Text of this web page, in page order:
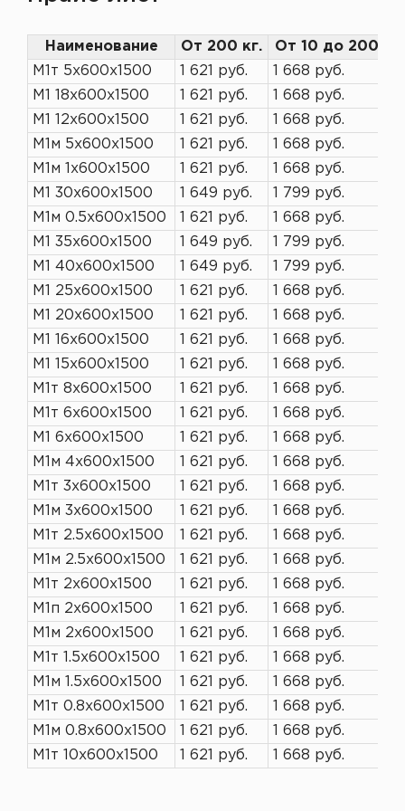
Наименование От 200 кг.
От 10 до 200 кг
М1т 5х600х1500
1 621 руб.
1 668 руб.
М1 18х600х1500
1 621 руб.
1 668 руб.
М1 12х600х1500
1 621 руб.
1 668 руб.
М1м 5х600х1500
1 621 руб.
1 668 руб.
М1м 1х600х1500
1 621 руб.
1 668 руб.
М1 30х600х1500
1 649 руб.
1 799 руб.
М1м 0.5х600х1500
1 621 руб.
1 668 руб.
М1 35х600х1500
1 649 руб.
1 799 руб.
М1 40х600х1500
1 649 руб.
1 799 руб.
М1 25х600х1500
1 621 руб.
1 668 руб.
М1 20х600х1500
1 621 руб.
1 668 руб.
М1 16х600х1500
1 621 руб.
1 668 руб.
М1 15х600х1500
1 621 руб.
1 668 руб.
М1т 8х600х1500
1 621 руб.
1 668 руб.
М1т 6х600х1500
1 621 руб.
1 668 руб.
М1 6х600х1500
1 621 руб.
1 668 руб.
М1м 4х600х1500
1 621 руб.
1 668 руб.
М1т 3х600х1500
1 621 руб.
1 668 руб.
М1м 3х600х1500
1 621 руб.
1 668 руб.
М1т 2.5х600х1500
1 621 руб.
1 668 руб.
М1м 2.5х600х1500
1 621 руб.
1 668 руб.
М1т 2х600х1500
1 621 руб.
1 668 руб.
М1п 2х600х1500
1 621 руб.
1 668 руб.
М1м 2х600х1500
1 621 руб.
1 668 руб.
М1т 1.5х600х1500
1 621 руб.
1 668 руб.
М1м 1.5х600х1500
1 621 руб.
1 668 руб.
М1т 0.8х600х1500
1 621 руб.
1 668 руб.
М1м 0.8х600х1500
1 621 руб.
1 668 руб.
М1т 10х600х1500
1 621 руб. 1 668 руб.